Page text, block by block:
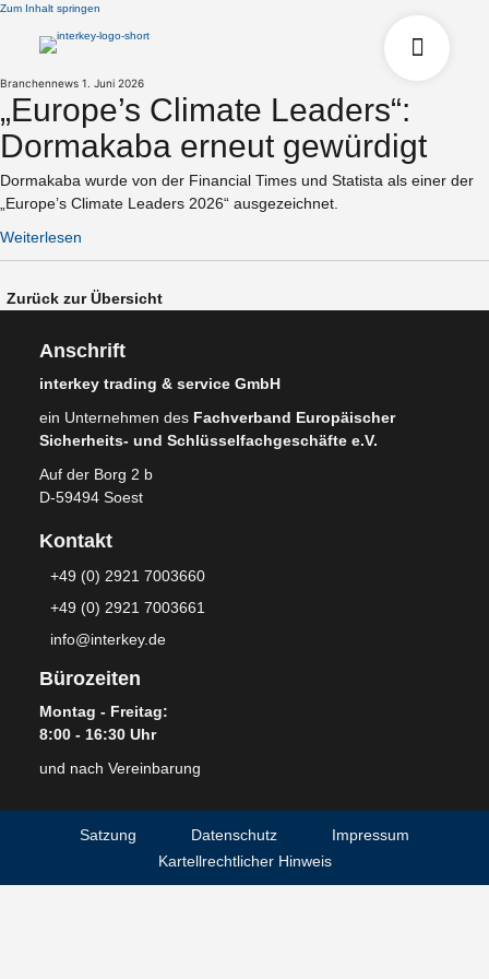
Zum Inhalt springen
Branchennews 1. Juni 2026
„Europe’s Climate Leaders“:
Dormakaba erneut gewürdigt
Dormakaba wurde von der Financial Times und Statista als einer der
„Europe’s Climate Leaders 2026“ ausgezeichnet.
Weiterlesen
Zurück zur Übersicht
Anschrift
interkey trading & service GmbH
ein Unternehmen des Fachverband Europäischer
Sicherheits- und Schlüsselfachgeschäfte e.V.
Auf der Borg 2 b
D-59494 Soest
Kontakt
+49 (0) 2921 7003660
+49 (0) 2921 7003661
info@interkey.de
Bürozeiten
Montag - Freitag:
8:00 - 16:30 Uhr
und nach Vereinbarung
Satzung Datenschutz
Impressum
Kartellrechtlicher Hinweis